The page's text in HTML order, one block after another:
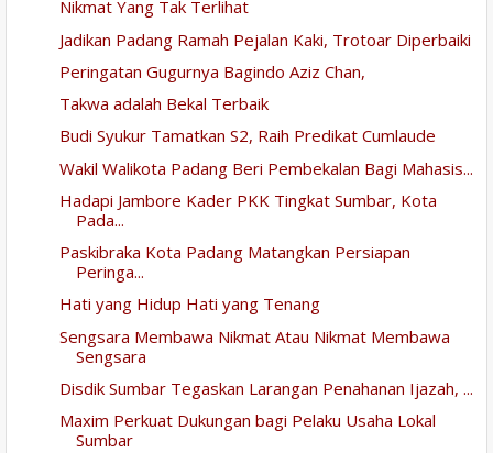
Nikmat Yang Tak Terlihat
Jadikan Padang Ramah Pejalan Kaki, Trotoar Diperbaiki
Peringatan Gugurnya Bagindo Aziz Chan,
Takwa adalah Bekal Terbaik
Budi Syukur Tamatkan S2, Raih Predikat Cumlaude
Wakil Walikota Padang Beri Pembekalan Bagi Mahasis...
Hadapi Jambore Kader PKK Tingkat Sumbar, Kota
Pada...
Paskibraka Kota Padang Matangkan Persiapan
Peringa...
Hati yang Hidup Hati yang Tenang
Sengsara Membawa Nikmat Atau Nikmat Membawa
Sengsara
Disdik Sumbar Tegaskan Larangan Penahanan Ijazah, ...
Maxim Perkuat Dukungan bagi Pelaku Usaha Lokal
Sumbar